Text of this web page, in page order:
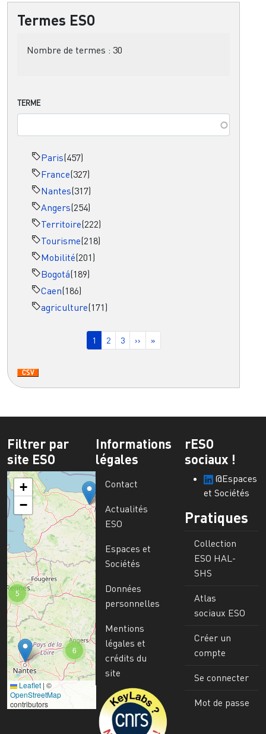
Termes ESO
Nombre de termes : 30
TERME
Paris(457)
France(327)
Nantes(317)
Angers(254)
Territoire(222)
Tourisme(218)
Mobilité(201)
Bogotá(189)
Caen(186)
agriculture(171)
Page courante
1 Page
2 Page
3 Page suivante
›› Dernière page
»
Filtrer par
site ESO
6
5
+
−
Leaflet | ©
OpenStreetMap
contributors
Informations
légales
Contact
Actualités
ESO
Espaces et
Sociétés
Données
personnelles
Mentions
légales et
crédits du
site
Image
rESO
sociaux !
@Espaces
et Sociétés
Pratiques
Collection
ESO HAL-
SHS
Atlas
sociaux ESO
Créer un
compte
Se connecter
Mot de passe